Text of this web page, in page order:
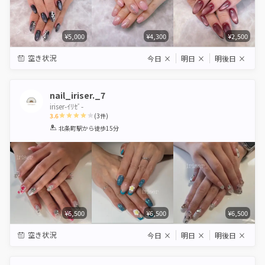
¥5,000 ¥4,300 ¥2,500
空き状況 今日 × 明日 × 明後日 ×
nail_iriser._7
iriser-ｲﾘｾﾞ-
3.6
1 2 3 4 5
(3件)
北条町駅から徒歩15分
¥6,500 ¥6,500 ¥6,500
空き状況 今日 × 明日 × 明後日 ×